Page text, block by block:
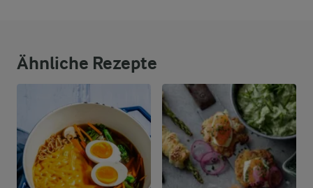
Ähnliche Rezepte